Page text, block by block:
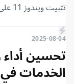
2025-08-04
تحسين أداء
الخدمات في